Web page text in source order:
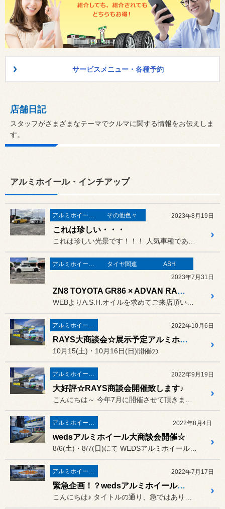
サービスメニュー・各種予約
店舗日記
スタッフがさまざまなテーマでクルマに関する情報をお伝えしま
す。
アルミホイール・インチアップ
アルミホイール・インチアップ その他色々 2023年8月19日
これは珍しい・・・
アルミホイール・インチアップ タイヤ関連
ASH
2023年7月31日
ZN8 TOYOTA GR86 × ADVAN RACING GT BEYOND
アルミホイール・インチアップ 2022年10月6日
RAYS大商談会☆展示予定アルミホイール公開！！
10月15(土)・10月16日(日)開催の
アルミホイール・インチアップ 2022年9月19日
大好評☆RAYS商談会開催致します♪
アルミホイール・インチアップ 2022年8月4日
wedsアルミホイール大商談会開催☆
アルミホイール・インチアップ 2022年7月17日
緊急企画！？wedsアルミホイール大商談会開催☆